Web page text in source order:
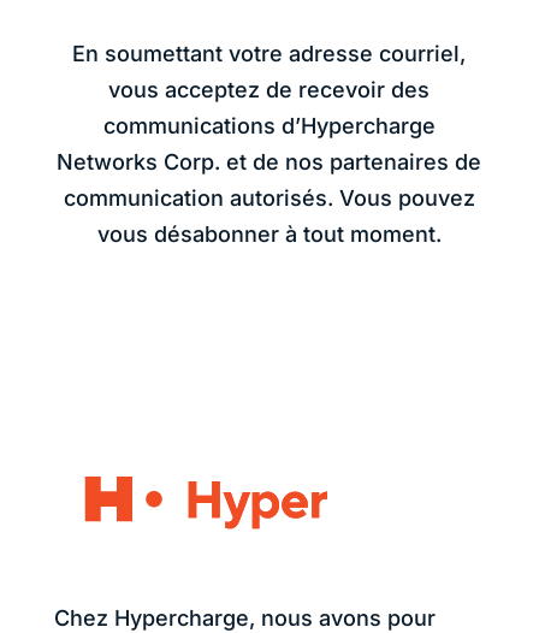
En soumettant votre adresse courriel,
vous acceptez de recevoir des
communications d’Hypercharge
Networks Corp. et de nos partenaires de
communication autorisés. Vous pouvez
vous désabonner à tout moment.
Chez Hypercharge, nous avons pour